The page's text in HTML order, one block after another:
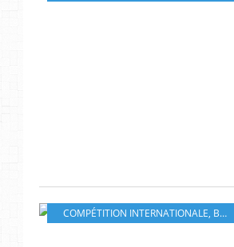
COMPÉTITION INTERNATIONALE, BIFFF BRUXELLES BELGIQUE